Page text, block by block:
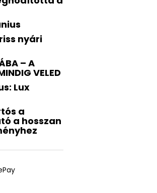
nyári
– A
VELED
Lux
a
a hosszan